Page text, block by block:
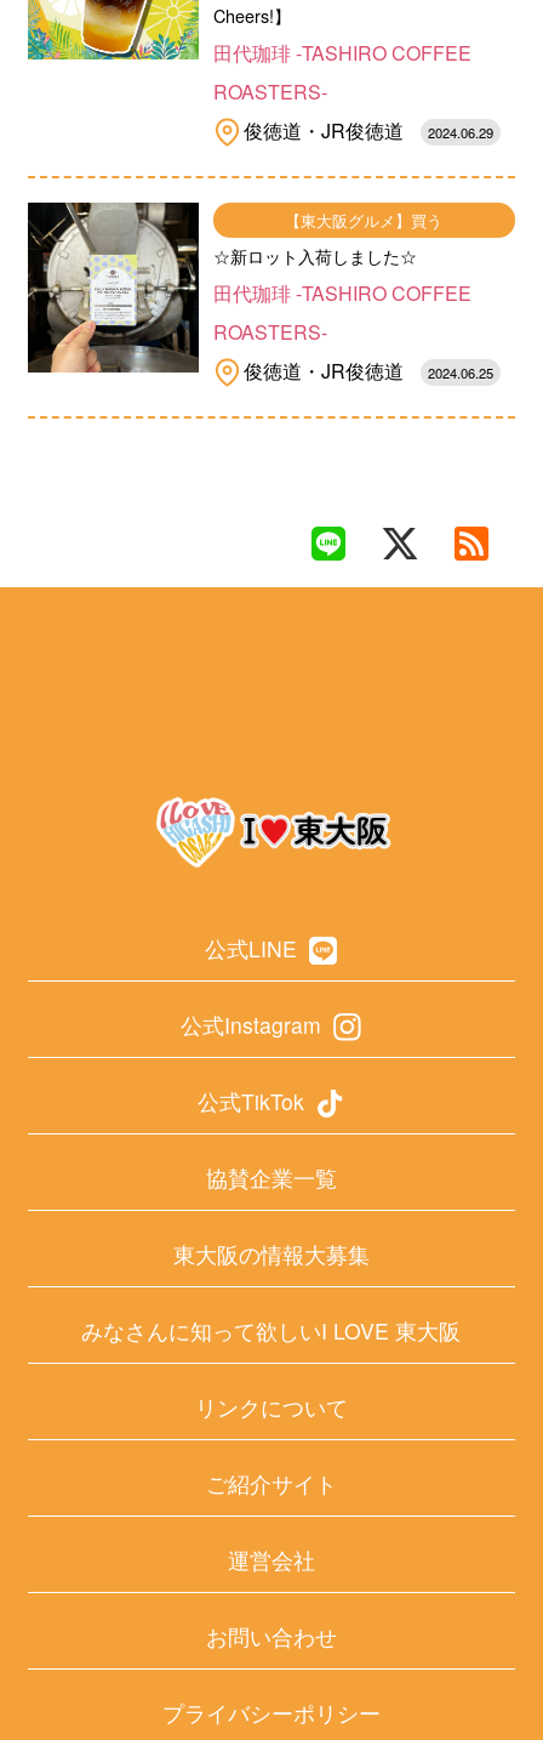
Cheers!】
田代珈琲 -TASHIRO COFFEE
ROASTERS-
俊徳道・JR俊徳道
2024.06.29
【東大阪グルメ】買う
☆新ロット入荷しました☆
田代珈琲 -TASHIRO COFFEE
ROASTERS-
俊徳道・JR俊徳道
2024.06.25
公式LINE
公式Instagram
公式TikTok
協賛企業一覧
東大阪の情報大募集
みなさんに知って欲しいI LOVE 東大阪
リンクについて
ご紹介サイト
運営会社
お問い合わせ
プライバシーポリシー